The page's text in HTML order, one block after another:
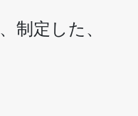
制定した、